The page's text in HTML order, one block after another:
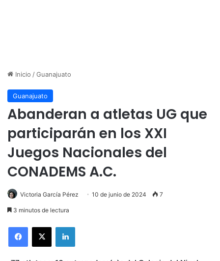
Inicio /Guanajuato
Guanajuato
Abanderan a atletas UG que
participarán en los XXI
Juegos Nacionales del
CONADEMS A.C.
Victoria García Pérez 10 de junio de 2024 7
3 minutos de lectura
LinkedIn